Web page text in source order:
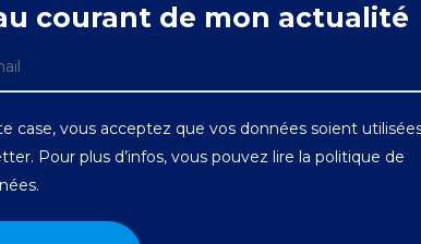
courant de mon actualité
case, vous acceptez que vos données soient
Pour plus d’infos, vous pouvez lire lapolitique de